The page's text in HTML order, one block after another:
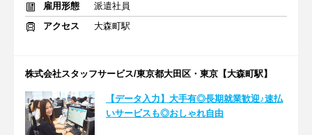
雇用形態
派遣社員
アクセス
大森町駅
株式会社スタッフサービス/東京都大田区・東京【大森町駅】
【データ入力】大手有◎長期就業歓迎♪速払
いサービスも◎おしゃれ自由